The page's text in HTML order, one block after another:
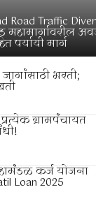
Road Traffic
मार्ग
जागांसाठी भरती;
ग्रामपंचायत
कर्ज योजना
Loan 2025